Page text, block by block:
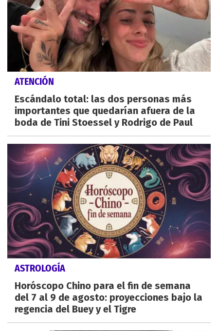
ATENCIÓN
Escándalo total: las dos personas más
importantes que quedarían afuera de la
boda de Tini Stoessel y Rodrigo de Paul
ASTROLOGÍA
Horóscopo Chino para el fin de semana
del 7 al 9 de agosto: proyecciones bajo la
regencia del Buey y el Tigre